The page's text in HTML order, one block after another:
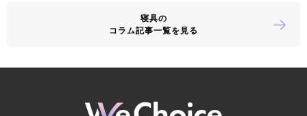
寝具の
コラム記事一覧を見る